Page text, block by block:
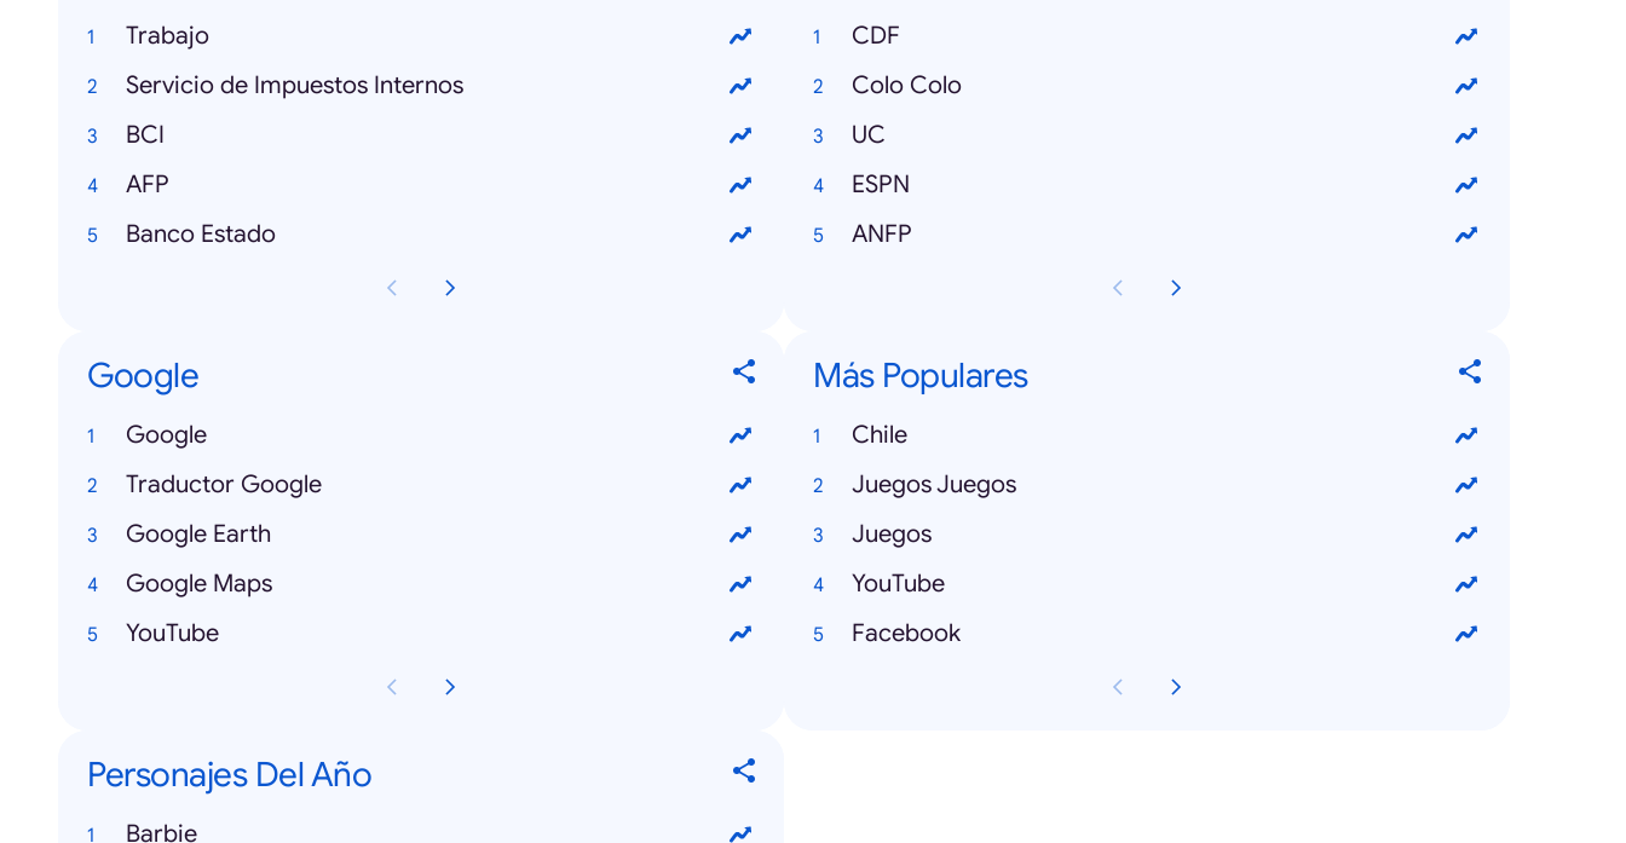
Trabajo
Servicio de Impuestos Internos
BCI
AFP
Banco Estado
CDF
Colo Colo
UC
ESPN
ANFP
Google
Google
Traductor Google
Google Earth
Google Maps
YouTube
Más Populares
Chile
Juegos Juegos
Juegos
YouTube
Facebook
Personajes Del Año
Barbie